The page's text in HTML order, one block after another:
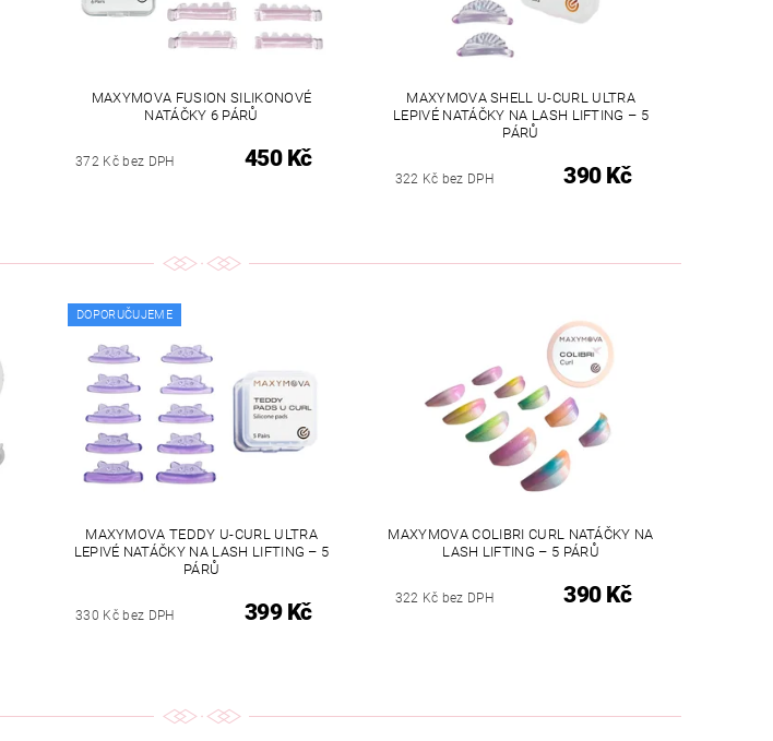
MAXYMOVA FUSION SILIKONOVÉ
NATÁČKY 6 PÁRŮ
372 Kč bez DPH 450 Kč
MAXYMOVA SHELL U-CURL ULTRA
LEPIVÉ NATÁČKY NA LASH LIFTING – 5
PÁRŮ
322 Kč bez DPH 390 Kč
DOPORUČUJEME
MAXYMOVA TEDDY U-CURL ULTRA
LEPIVÉ NATÁČKY NA LASH LIFTING – 5
PÁRŮ
330 Kč bez DPH 399 Kč
MAXYMOVA COLIBRI CURL NATÁČKY NA
LASH LIFTING – 5 PÁRŮ
322 Kč bez DPH 390 Kč